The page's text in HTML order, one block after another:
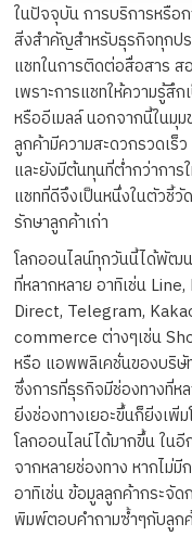
ในปัจจุบัน การบริการหรือ
สิ่งสำคัญสำหรับธุรกิจทุกป
แชทในการติดต่อสื่อสาร ส
เพราะการแชทให้ความรู้สึ
หรืออีเมลล์ นอกจากนี้ในมุ
ลูกค้ามีความสะดวกรวดเร็
และยังมีต้นทุนที่ต่ำกว่ากา
แชทที่ดีจึงเป็นหนึ่งในตัวชี้
รักษาลูกค้าเก่า
โลกออนไลน์ทุกวันนี้ได้พัฒน
ที่หลากหลาย อาทิเช่น
Direct, Telegram,
commerce ต่างๆเช่น
หรือ แอพพลิเคชั่นของบริษั
ซึ่งการที่ธุรกิจมีช่องทางที่ห
ยิ่งช่องทางเยอะขึ้นก็ยิ่งเพิ่
โลกออนไลน์ได้มากขึ้น ใน
จากหลายช่องทาง หากไม่
อาทิเช่น ข้อมูลลูกค้ากระจั
พิมพ์ตอบคำถามซ้ำๆกับลูก